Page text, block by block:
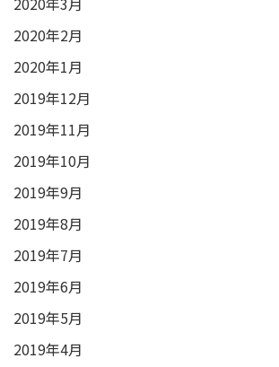
2020年2月
2020年1月
2019年12月
2019年11月
2019年10月
2019年9月
2019年8月
2019年7月
2019年6月
2019年5月
2019年4月